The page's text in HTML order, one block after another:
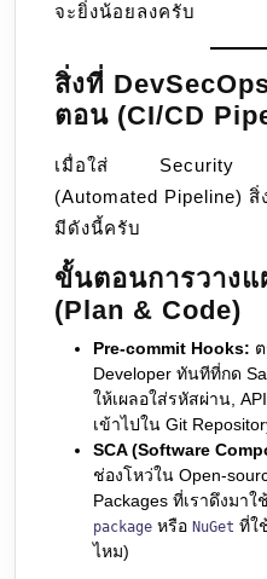
จะยิ่งน้อยลงครับ
สิ่งที่
ตอน (CI/CD
เมื่อใส่ Security เ
(Automated Pipeline)
มีดังนี้ครับ
ขั้นตอนการวาง
(Plan & Code)
Pre-commit Hooks:
Developer ทันทีที่กด
ให้เผลอใส่รหัสผ่าน,
เข้าไปใน Git
SCA (Software
ช่องโหว่ใน Open-
Packages ที่เราดึงมา
package หรือ NuGet ที่ใ
ไหม)